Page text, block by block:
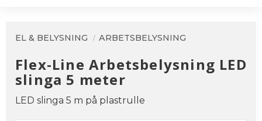
EL & BELYSNING ARBETSBELYSNING
Flex-Line Arbetsbelysning LED
slinga 5 meter
LED slinga 5 m på plastrulle